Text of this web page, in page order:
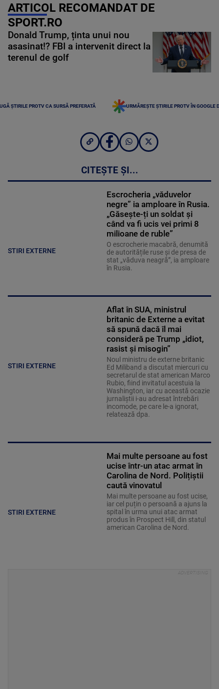
ARTICOL RECOMANDAT DE
SPORT.RO
Donald Trump, ținta unui nou
asasinat!? FBI a intervenit direct la
terenul de golf
ȘTIRILE PROTV CA SURSĂ PREFERATĂ URMĂREȘTE ȘTIRILE PROTV ÎN GOOGLE
CITEȘTE ȘI...
STIRI EXTERNE
Escrocheria „văduvelor
negre” ia amploare în Rusia.
„Găsește-ți un soldat și
când va fi ucis vei primi 8
milioane de ruble”
O escrocherie macabră, denumită
de autoritățile ruse și de presa de
stat „văduva neagră”, ia amploare
în Rusia.
STIRI EXTERNE
Aflat în SUA, ministrul
britanic de Externe a evitat
să spună dacă îl mai
consideră pe Trump „idiot,
rasist și misogin”
Noul ministru de externe britanic
Ed Miliband a discutat miercuri cu
secretarul de stat american Marco
Rubio, fiind invitatul acestuia la
Washington, iar cu această ocazie
jurnaliştii i-au adresat întrebări
incomode, pe care le-a ignorat,
relatează dpa.
STIRI EXTERNE
Mai multe persoane au fost
ucise într-un atac armat în
Carolina de Nord. Polițiștii
caută vinovatul
Mai multe persoane au fost ucise,
iar cel puțin o persoană a ajuns la
spital în urma unui atac armat
produs în Prospect Hill, din statul
american Carolina de Nord.